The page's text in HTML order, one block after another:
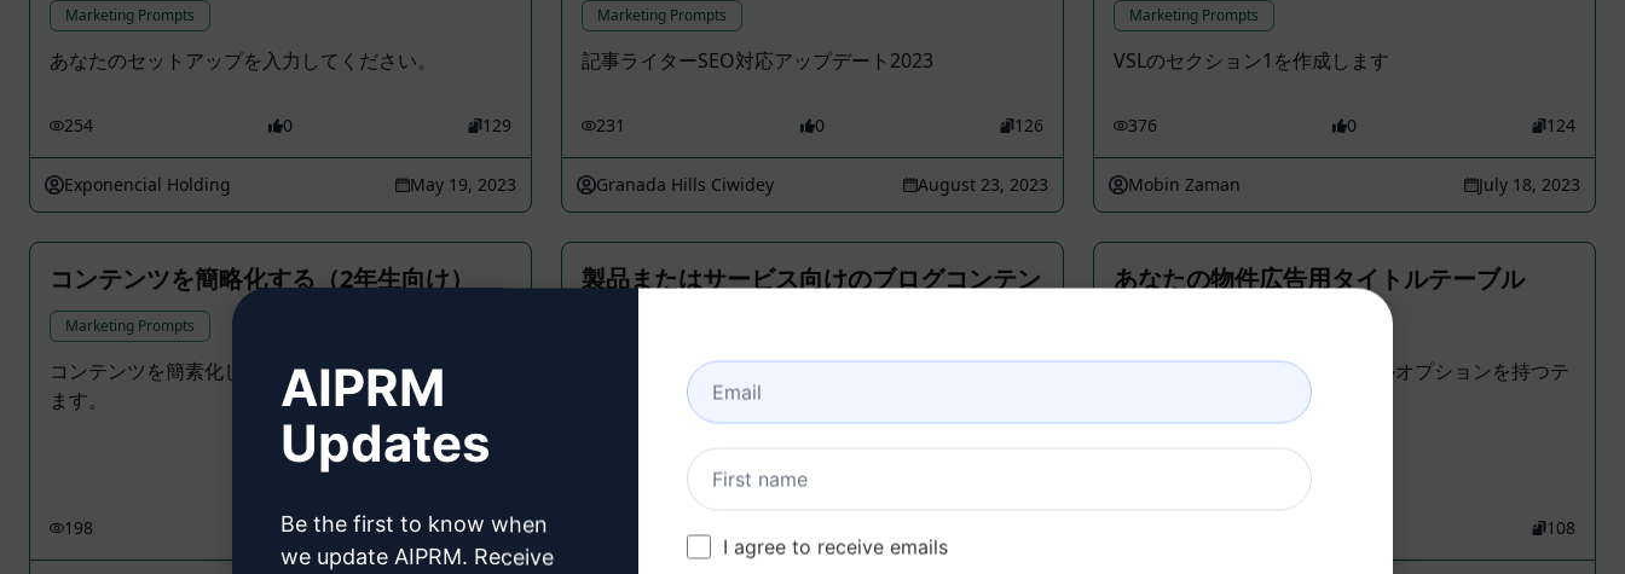
Marketing Prompts
あなたのセットアップを入力してください。
254 0 129
Exponencial Holding May 19, 2023
Marketing Prompts
記事ライターSEO対応アップデート2023
231 0 126
Granada Hills Ciwidey August 23, 2023
Marketing Prompts
VSLのセクション1を作成します
376 0 124
Mobin Zaman July 18, 2023
コンテンツを簡略化する（2年生向け）
Marketing Prompts
コンテンツを簡素化し、2年生が理解できるようにし
ます。
198 0 116
製品またはサービス向けのブログコンテン
Marketing Prompts
特定の垂直および製品に基づいたコンテンツアウト
あなたの物件広告用タイトルテーブル
物件広告に使える5つのタイトルオプションを持つテ
108
AIPRM
Updates
Be the first to know when
we update AIPRM. Receive
I agree to receive emails